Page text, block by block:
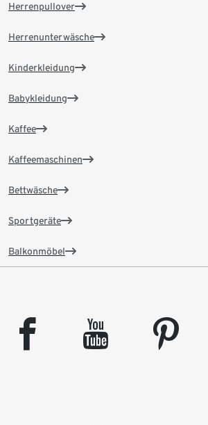
Herrenpullover
Herrenunterwäsche
Kinderkleidung
Babykleidung
Kaffee
Kaffeemaschinen
Bettwäsche
Sportgeräte
Balkonmöbel
facebook youtube pinterest